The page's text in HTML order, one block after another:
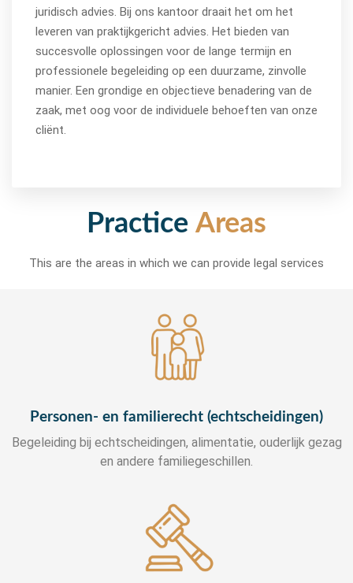
juridisch advies. Bij ons kantoor draait het om het
leveren van praktijkgericht advies. Het bieden van
succesvolle oplossingen voor de lange termijn en
professionele begeleiding op een duurzame, zinvolle
manier. Een grondige en objectieve benadering van de
zaak, met oog voor de individuele behoeften van onze
cliënt.
Practice Areas
This are the areas in which we can provide legal services
Personen- en familierecht (echtscheidingen)
Begeleiding bij echtscheidingen, alimentatie, ouderlijk gezag
en andere familiegeschillen.